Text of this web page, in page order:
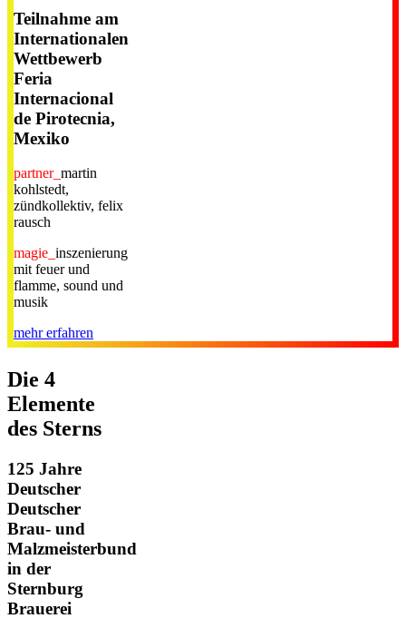
Teilnahme am
Internationalen
Wettbewerb
Feria
Internacional
de Pirotecnia,
Mexiko
partner_ martin
kohlstedt,
zündkollektiv, felix
rausch
magie_ inszenierung
mit feuer und
flamme, sound und
musik
mehr erfahren
Die 4
Elemente
des Sterns
125 Jahre
Deutscher
Deutscher
Brau- und
Malzmeisterbund
in der
Sternburg
Brauerei